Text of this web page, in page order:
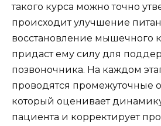
такого курса можно точно
происходит улучшение
восстановление мышечного
придаст ему силу для
позвоночника. На каждом
проводятся промежуточные
который оценивает
пациента и корректирует